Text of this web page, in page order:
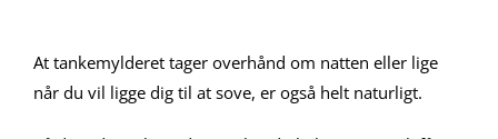
At tankemylderet tager overhånd om natten eller lige
når du vil ligge dig til at sove, er også helt naturligt.